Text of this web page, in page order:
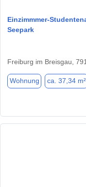
Einzimmmer-
Seepark
Freiburg im Breisgau,
Wohnung ca. 37,34 m²